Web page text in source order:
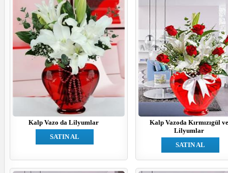
Kalp Vazo da Lilyumlar
SATIN AL
Kalp Vazoda Kırmızıgül
Lilyumlar
SATIN AL